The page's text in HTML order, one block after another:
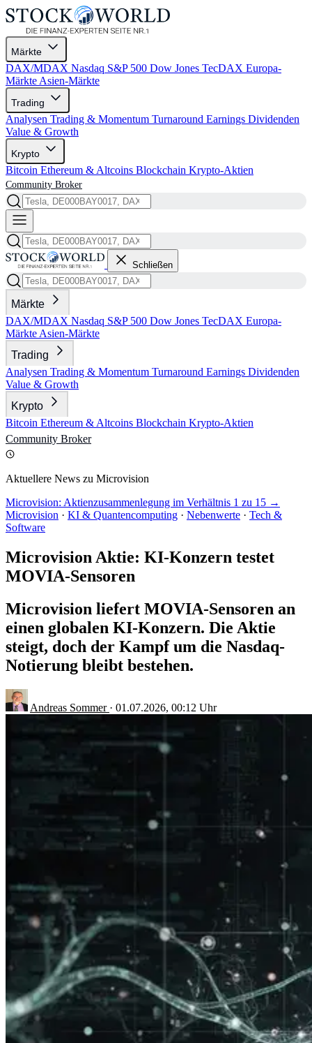
Märkte
DAX/MDAX Nasdaq S&P 500 Dow Jones TecDAX Europa-
Märkte Asien-Märkte
Trading
Analysen Trading & Momentum Turnaround Earnings Dividenden
Value & Growth
Krypto
Bitcoin Ethereum & Altcoins Blockchain Krypto-Aktien
Community Broker
Schließen
Märkte
DAX/MDAX Nasdaq S&P 500 Dow Jones TecDAX Europa-
Märkte Asien-Märkte
Trading
Analysen Trading & Momentum Turnaround Earnings Dividenden
Value & Growth
Krypto
Bitcoin Ethereum & Altcoins Blockchain Krypto-Aktien
Community Broker
Aktuellere News zu Microvision
Microvision: Aktienzusammenlegung im Verhältnis 1 zu 15 →
Microvision · KI & Quantencomputing · Nebenwerte · Tech &
Software
Microvision Aktie: KI-Konzern testet
MOVIA-Sensoren
Microvision liefert MOVIA-Sensoren an
einen globalen KI-Konzern. Die Aktie
steigt, doch der Kampf um die Nasdaq-
Notierung bleibt bestehen.
Andreas Sommer · 01.07.2026, 00:12 Uhr